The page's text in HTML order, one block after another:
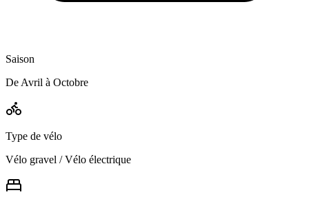
Saison
De Avril à Octobre
Type de vélo
Vélo gravel / Vélo électrique